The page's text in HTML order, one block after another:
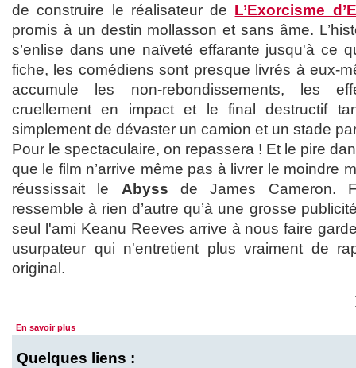
de construire le réalisateur de L’Exorcisme
promis à un destin mollasson et sans âme.
s’enlise dans une naïveté effarante jusqu'à ce
fiche, les comédiens sont presque livrés à eux-
accumule les non-rebondissements, les
cruellement en impact et le final destructif
simplement de dévaster un camion et un stade
Pour le spectaculaire, on repassera ! Et le pire
que le film n’arrive même pas à livrer le moindre
réussissait le Abyss de James Cameron.
ressemble à rien d’autre qu’à une grosse
seul l'ami Keanu Reeves arrive à nous faire
usurpateur qui n'entretient plus vraiment de
original.
En savoir plus
Quelques liens :